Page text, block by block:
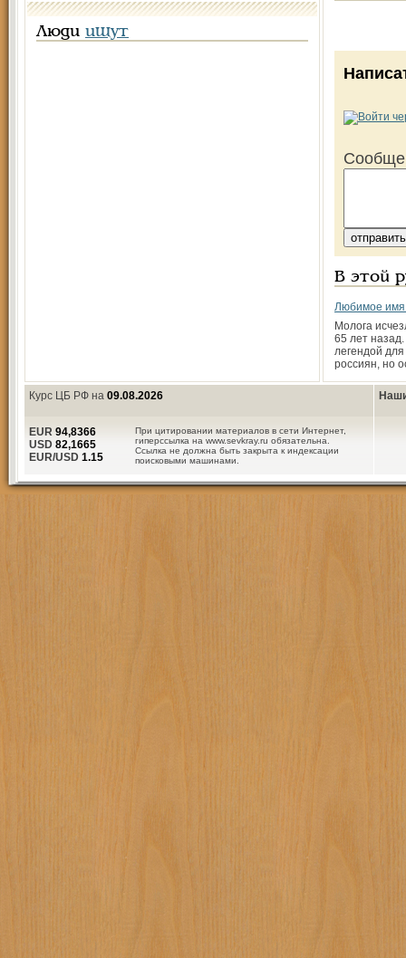
Люди ищут
В этой
Любимое имя
Молога
65 лет
легендой
россиян, но
Курс ЦБ РФ на 09.08.2026
При цитировании материалов в сети Интернет,
гиперссылка на www.sevkray.ru обязательна.
Ссылка не должна быть закрыта к индексации
поисковыми машинами.
EUR 94,8366
USD 82,1665
EUR/USD 1.15